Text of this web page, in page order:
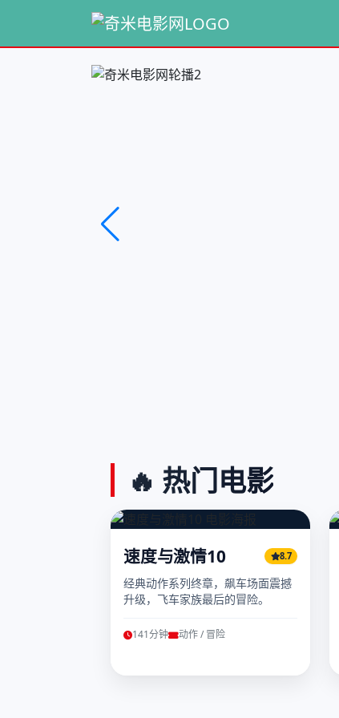
🔥 热门电影
速度与激情10 8.7
经典动作系列终章，飙车场面震撼
升级，飞车家族最后的冒险。
141分钟 动作 / 冒险